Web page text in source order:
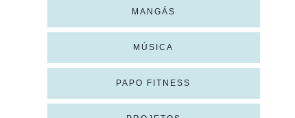
MANGÁS
MÚSICA
PAPO FITNESS